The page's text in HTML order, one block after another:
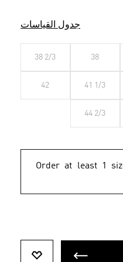
جدول القياسات
38
38 2/3
41 1/3
42
44 2/3
Order at least 1